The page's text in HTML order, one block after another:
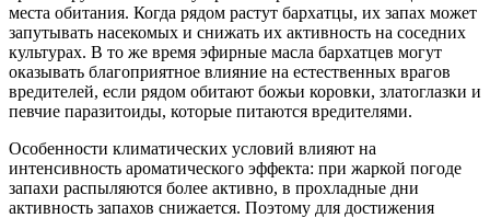
места обитания. Когда рядом растут бархатцы, их запах может
запутывать насекомых и снижать их активность на соседних
культурах. В то же время эфирные масла бархатцев могут
оказывать благоприятное влияние на естественных врагов
вредителей, если рядом обитают божьи коровки, златоглазки и
певчие паразитоиды, которые питаются вредителями.
Особенности климатических условий влияют на
интенсивность ароматического эффекта: при жаркой погоде
запахи распыляются более активно, в прохладные дни
активность запахов снижается. Поэтому для достижения